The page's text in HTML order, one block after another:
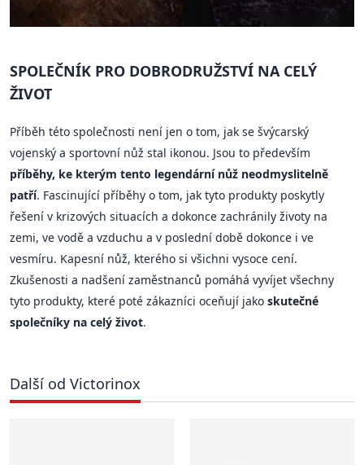
SPOLEČNÍK PRO DOBRODRUŽSTVÍ NA CELÝ
ŽIVOT
Příběh této společnosti není jen o tom, jak se švýcarský
vojenský a sportovní nůž stal ikonou. Jsou to především
příběhy, ke kterým tento legendární nůž neodmyslitelně
patří. Fascinující příběhy o tom, jak tyto produkty poskytly
řešení v krizových situacích a dokonce zachránily životy na
zemi, ve vodě a vzduchu a v poslední době dokonce i ve
vesmíru. Kapesní nůž, kterého si všichni vysoce cení.
Zkušenosti a nadšení zaměstnanců pomáhá vyvíjet všechny
tyto produkty, které poté zákazníci oceňují jako skutečné
společníky na celý život.
Další od Victorinox